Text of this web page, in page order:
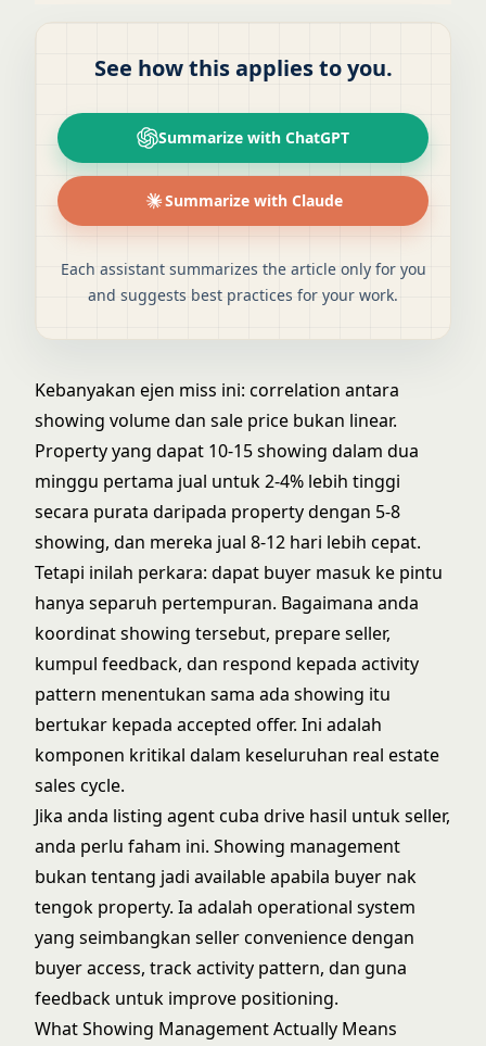
See how this applies to you.
Summarize with ChatGPT
Summarize with Claude
Each assistant summarizes the article only for you
and suggests best practices for your work.
Kebanyakan ejen miss ini: correlation antara
showing volume dan sale price bukan linear.
Property yang dapat 10-15 showing dalam dua
minggu pertama jual untuk 2-4% lebih tinggi
secara purata daripada property dengan 5-8
showing, dan mereka jual 8-12 hari lebih cepat.
Tetapi inilah perkara: dapat buyer masuk ke pintu
hanya separuh pertempuran. Bagaimana anda
koordinat showing tersebut, prepare seller,
kumpul feedback, dan respond kepada activity
pattern menentukan sama ada showing itu
bertukar kepada accepted offer. Ini adalah
komponen kritikal dalam keseluruhan real estate
sales cycle.
Jika anda listing agentcuba drive hasil untuk seller,
anda perlu faham ini. Showing management
bukan tentang jadi available apabila buyer nak
tengok property. Ia adalah operational system
yang seimbangkan seller convenience dengan
buyer access, track activity pattern, dan guna
feedback untuk improve positioning.
What Showing Management Actually Means